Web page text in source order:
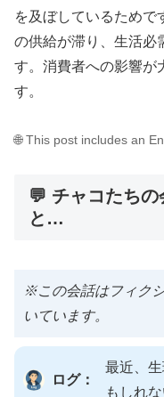
を及ぼしているためで
の供給が滞り、生活必
す。消費者への影響が
す。
🌐 This post includes an
💬 チャコたち
と…
※この会話はフィク
いています。
ログ：
最近、
もしれ